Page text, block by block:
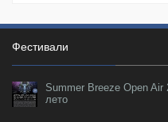
Фестивали
Summer Breeze Open
лето